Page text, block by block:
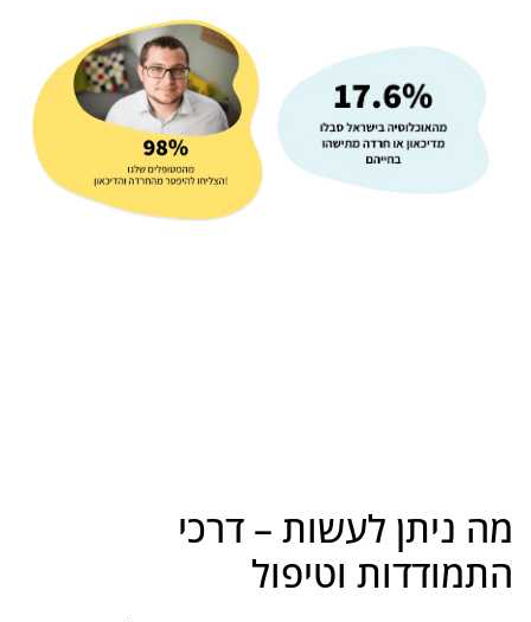
מה ניתן לעשות – דרכי
התמודדות וטיפול